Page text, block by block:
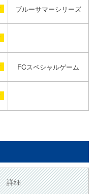
ブルーサマーシリーズ
FCスペシャルゲーム
詳細